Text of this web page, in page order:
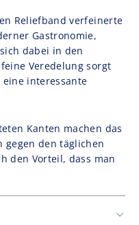
Reliefband verfeinerte
Gastronomie,
dabei in den
Veredelung sorgt
interessante
Kanten machen das
gegen den täglichen
den Vorteil, dass man